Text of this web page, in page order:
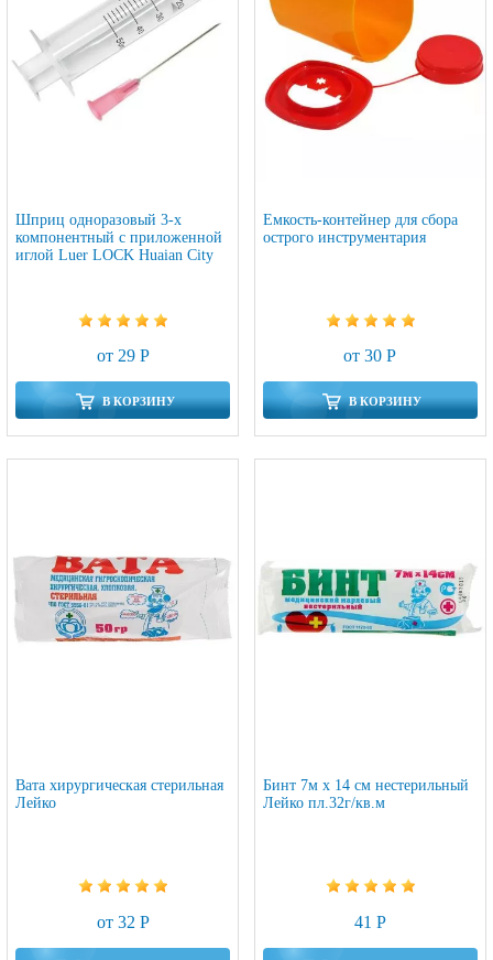
Шприц одноразовый 3-х
компонентный с приложенной
иглой Luer LOCK Huaian City
от 29 Р
В КОРЗИНУ
Емкость-контейнер для сбора
острого инструментария
от 30 Р
В КОРЗИНУ
Вата хирургическая стерильная
Лейко
от 32 Р
Бинт 7м х 14 см нестерильный
Лейко пл.32г/кв.м
41 Р